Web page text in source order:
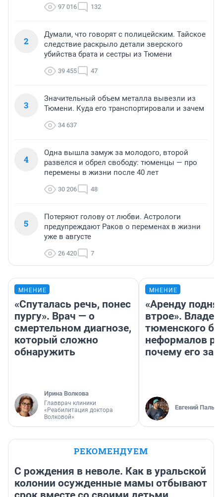
97 016 132
2
Думали, что говорят с полицейским. Тайское
следствие раскрыло детали зверского
убийства брата и сестры из Тюмени
39 455 47
3
Значительный объем металла вывезли из
Тюмени. Куда его транспортировали и зачем
34 637
4
Одна вышла замуж за молодого, второй
развелся и обрел свободу: тюменцы — про
перемены в жизни после 40 лет
30 206 48
5
Потеряют голову от любви. Астрологи
предупреждают Раков о переменах в жизни
уже в августе
26 420 7
МНЕНИЕ
«Спуталась речь, понес
пургу». Врач — о
смертельном диагнозе,
который сложно
обнаружить
Ирина Волкова
Главврач клиники
«Реабилитация доктора
Волковой»
МНЕНИЕ
«Аренду
втрое».
тюменского
неформалов
почему его
Евгений
РЕКОМЕНДУЕМ
С рождения в неволе. Как в уральской
колонии осужденные мамы отбывают